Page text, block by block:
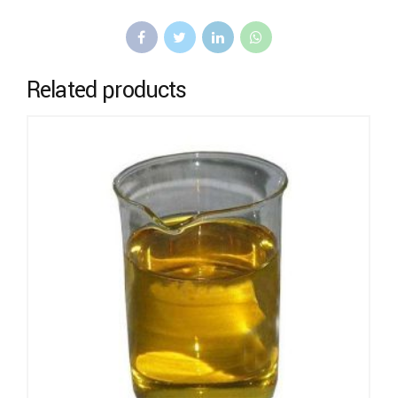
Related products